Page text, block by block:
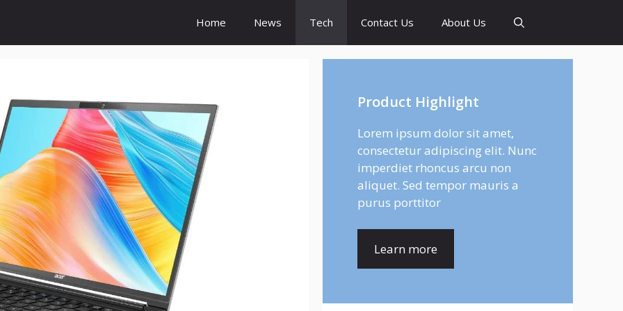
Home News Tech Contact Us About Us
Product Highlight
Lorem ipsum dolor sit amet,
consectetur adipiscing elit. Nunc
imperdiet rhoncus arcu non
aliquet. Sed tempor mauris a
purus porttitor
Learn more